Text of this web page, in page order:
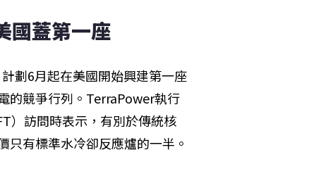
國蓋第一座
劃6月起在美國開始興建第一座
的競爭行列。TerraPower執行
）訪問時表示，有別於傳統核
只有標準水冷卻反應爐的一半。